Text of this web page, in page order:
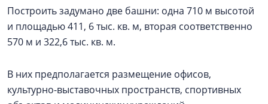
Построить задумано две башни: одна 710 м высотой
и площадью 411, 6 тыс. кв. м, вторая соответственно
570 м и 322,6 тыс. кв. м.
В них предполагается размещение офисов,
культурно-выставочных пространств, спортивных